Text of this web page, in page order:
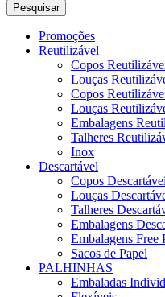
Pesquisar
Promoções
Reutilizável
Copos
Louças
Copos
Louças
Embalagens
Talheres
Inox
Descartável
Copos
Louças
Talheres
Embalagens
Embalagens Free
Sacos de Papel
PALHINHAS
Embaladas